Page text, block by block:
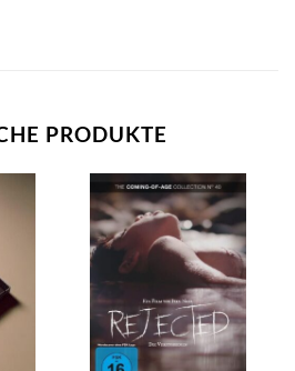
PRODUKTE